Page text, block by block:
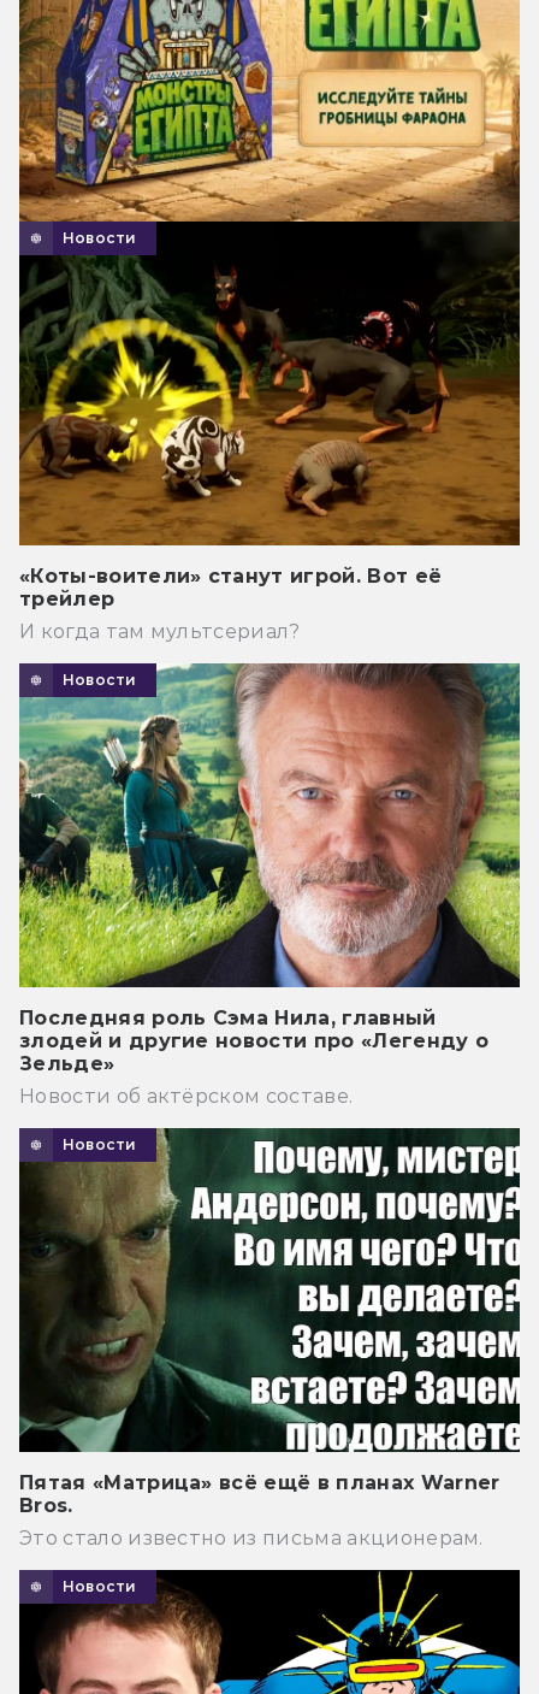
Новости
«Коты-воители» станут игрой. Вот её
трейлер
И когда там мультсериал?
Новости
Последняя роль Сэма Нила, главный
злодей и другие новости про «Легенду о
Зельде»
Новости об актёрском составе.
Новости
Пятая «Матрица» всё ещё в планах Warner
Bros.
Это стало известно из письма акционерам.
Новости